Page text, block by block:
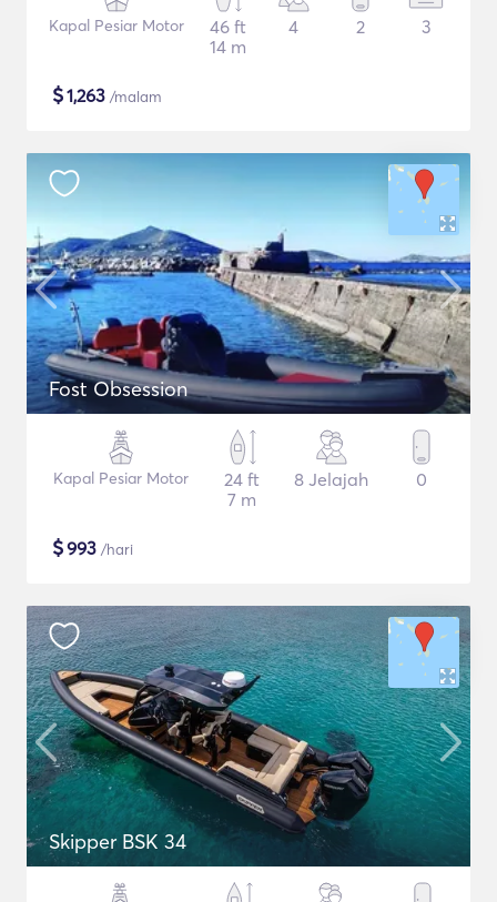
Kapal Pesiar Motor
46 ft
14 m
4 2 3
$1,263 /malam
Fost Obsession
Kapal Pesiar Motor
24 ft
7 m
8 Jelajah 0
$993 /hari
Skipper BSK 34